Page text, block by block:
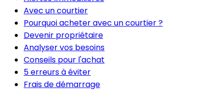
Avec un courtier
Pourquoi acheter avec un courtier ?
Devenir propriétaire
Analyser vos besoins
Conseils pour l'achat
5 erreurs à éviter
Frais de démarrage